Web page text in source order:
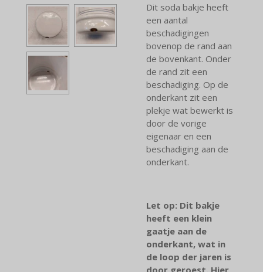
Dit soda bakje heeft
een aantal
beschadigingen
bovenop de rand aan
de bovenkant. Onder
de rand zit een
beschadiging. Op de
onderkant zit een
plekje wat bewerkt is
door de vorige
eigenaar en een
beschadiging aan de
onderkant.
Let op: Dit bakje
heeft een klein
gaatje aan de
onderkant, wat in
de loop der jaren is
door geroest. Hier